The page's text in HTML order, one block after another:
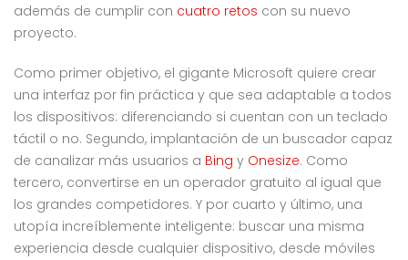
además de cumplir con cuatro retos con su nuevo
proyecto.
Como primer objetivo, el gigante Microsoft quiere crear
una interfaz por fin práctica y que sea adaptable a todos
los dispositivos: diferenciando si cuentan con un teclado
táctil o no. Segundo, implantación de un buscador capaz
de canalizar más usuarios a Bing y Onesize. Como
tercero, convertirse en un operador gratuito al igual que
los grandes competidores. Y por cuarto y último, una
utopía increíblemente inteligente: buscar una misma
experiencia desde cualquier dispositivo, desde móviles